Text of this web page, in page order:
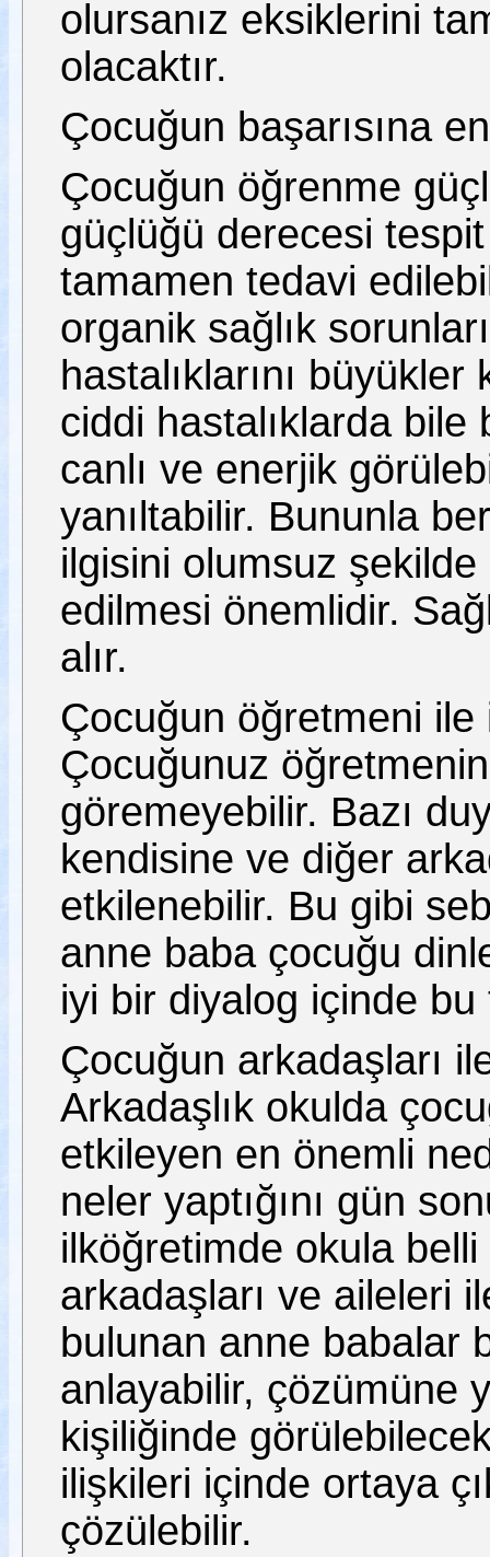
olursanız eksiklerini
olacaktır.
Çocuğun başarısına
Çocuğun öğrenme
güçlüğü derecesi
tamamen tedavi
organik sağlık
hastalıklarını
ciddi hastalıklarda bile
canlı ve enerjik
yanıltabilir. Bununla
ilgisini olumsuz şekilde
edilmesi önemlidir.
alır.
Çocuğun öğretmeni ile
Çocuğunuz
göremeyebilir. Bazı
kendisine ve diğer
etkilenebilir. Bu gibi
anne baba çocuğu
iyi bir diyalog içinde
Çocuğun arkadaşları
Arkadaşlık okulda
etkileyen en önemli
neler yaptığını gün
ilköğretimde okula
arkadaşları ve aileleri
bulunan anne babalar
anlayabilir, çözümüne
kişiliğinde
ilişkileri içinde ortaya
çözülebilir.